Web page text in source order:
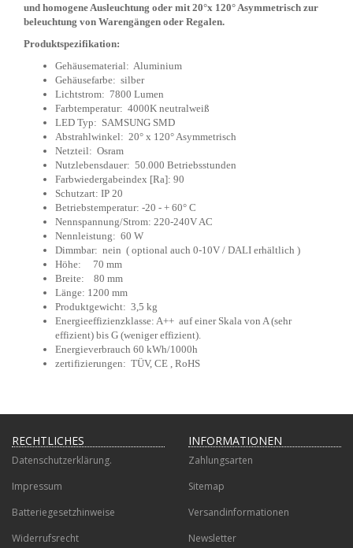
und homogene Ausleuchtung oder mit 20°x 120° Asymmetrisch zur
beleuchtung von Warengängen oder Regalen.
Produktspezifikation:
Gehäusematerial: Aluminium
Gehäusefarbe: silber
Lichtstrom: 7800 Lumen
Farbtemperatur: 4000K neutralweiß
LED Typ: SAMSUNG SMD
Abstrahlwinkel: 20° x 120° Asymmetrisch
Netzteil: Osram
Nutzlebensdauer: 50.000 Betriebsstunden
Farbwiedergabeindex [Ra]: 90
Schutzart: IP 20
Betriebstemperatur: -20 - + 60° C
Nennspannung/Strom: 220-240V AC
Nennleistung: 60 W
Dimmbar: nein ( optional auch 0-10V / DALI erhältlich )
Höhe: 70 mm
Breite: 80 mm
Länge: 1200 mm
Produktgewicht: 3,5 kg
Energieeffizienzklasse: A++ auf einer Skala von A (sehr
effizient) bis G (weniger effizient).
Energieverbrauch 60 kWh/1000h
zertifizierungen: TÜV, CE , RoHS
RECHTLICHES
Datenschutzerklärung.
Impressum
Batteriegesetzhinweise
Widerrufsrecht
INFORMATIONEN
Zahlungsarten
Sitemap
Versandinformationen
Newsletter